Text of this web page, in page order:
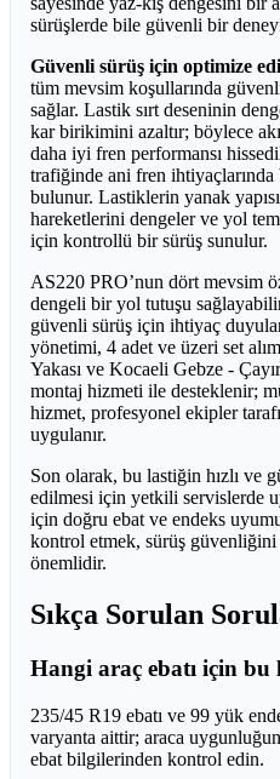
sürüşlerde bile güvenli bir
Güvenli sürüş için optimize
tüm mevsim koşullarında
sağlar. Lastik sırt deseninin
kar birikimini azaltır; böylece
daha iyi fren performansı
trafiğinde ani fren
bulunur. Lastiklerin yanak
hareketlerini dengeler ve yol
için kontrollü bir sürüş sunulur.
AS220 PRO’nun dört mevsim
dengeli bir yol tutuşu
güvenli sürüş için ihtiyaç
yönetimi, 4 adet ve üzeri set
Yakası ve Kocaeli Gebze -
montaj hizmeti ile desteklenir;
hizmet, profesyonel ekipler
uygulanır.
Son olarak, bu lastiğin hızlı ve
edilmesi için yetkili servislerde
için doğru ebat ve endeks
kontrol etmek, sürüş güvenliğini
önemlidir.
Sıkça Sorulan
Hangi araç ebatı için
235/45 R19 ebatı ve 99 yük
varyanta aittir; araca
ebat bilgilerinden kontrol edin.